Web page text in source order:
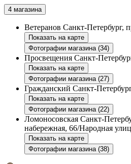
4 магазина
Ветеранов Санкт-Петербург,
Показать на карте
Фотографии магазина (34)
Просвещения Санкт-
Показать на карте
Фотографии магазина (27)
Гражданский Санкт-
Показать на карте
Фотографии магазина (22)
Ломоносовская Санкт-
набережная, 66/Народная
Показать на карте
Фотографии магазина (38)